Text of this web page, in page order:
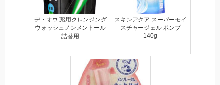
デ・オウ 薬用クレンジング
ウォッシュノンメントール
詰替用
スキンアクア スーパーモイ
スチャージェル ポンプ
140g